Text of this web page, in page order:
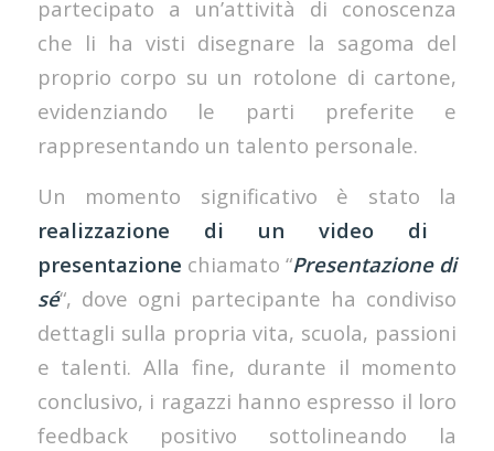
partecipato a un’attività di conoscenza
che li ha visti disegnare la sagoma del
proprio corpo su un rotolone di cartone,
evidenziando le parti preferite e
rappresentando un talento personale.
Un momento significativo è stato la
realizzazione di un video di
presentazione chiamato “Presentazione di
sé“, dove ogni partecipante ha condiviso
dettagli sulla propria vita, scuola, passioni
e talenti. Alla fine, durante il momento
conclusivo, i ragazzi hanno espresso il loro
feedback positivo sottolineando la